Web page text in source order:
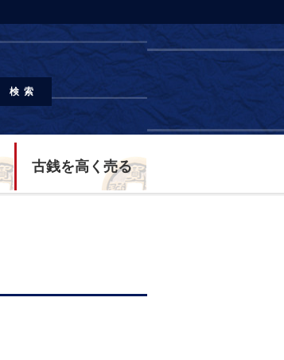
検索
古銭を高く売る